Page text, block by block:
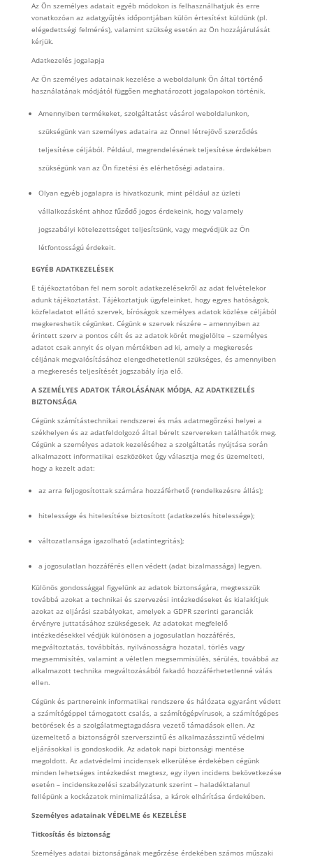
Az Ön személyes adatait egyéb módokon is felhasználhatjuk és erre
vonatkozóan az adatgyűjtés időpontjában külön értesítést küldünk (pl.
elégedettségi felmérés), valamint szükség esetén az Ön hozzájárulását
kérjük.
Adatkezelés jogalapja
Az Ön személyes adatainak kezelése a weboldalunk Ön által történő
használatának módjától függően meghatározott jogalapokon történik.
Amennyiben termékeket, szolgáltatást vásárol weboldalunkon,
szükségünk van személyes adataira az Önnel létrejövő szerződés
teljesítése céljából. Például, megrendelésének teljesítése érdekében
szükségünk van az Ön fizetési és elérhetőségi adataira.
Olyan egyéb jogalapra is hivatkozunk, mint például az üzleti
vállalkozásként ahhoz fűződő jogos érdekeink, hogy valamely
jogszabályi kötelezettséget teljesítsünk, vagy megvédjük az Ön
létfontosságú érdekeit.
EGYÉB ADATKEZELÉSEK
E tájékoztatóban fel nem sorolt adatkezelésekről az adat felvételekor
adunk tájékoztatást. Tájékoztatjuk ügyfeleinket, hogy egyes hatóságok,
közfeladatot ellátó szervek, bíróságok személyes adatok közlése céljából
megkereshetik cégünket. Cégünk e szervek részére – amennyiben az
érintett szerv a pontos célt és az adatok körét megjelölte – személyes
adatot csak annyit és olyan mértékben ad ki, amely a megkeresés
céljának megvalósításához elengedhetetlenül szükséges, és amennyiben
a megkeresés teljesítését jogszabály írja elő.
A SZEMÉLYES ADATOK TÁROLÁSÁNAK MÓDJA, AZ ADATKEZELÉS
BIZTONSÁGA
Cégünk számítástechnikai rendszerei és más adatmegőrzési helyei a
székhelyen és az adatfeldolgozó által bérelt szervereken találhatók meg.
Cégünk a személyes adatok kezeléséhez a szolgáltatás nyújtása során
alkalmazott informatikai eszközöket úgy választja meg és üzemelteti,
hogy a kezelt adat:
az arra feljogosítottak számára hozzáférhető (rendelkezésre állás);
hitelessége és hitelesítése biztosított (adatkezelés hitelessége);
változatlansága igazolható (adatintegritás);
a jogosulatlan hozzáférés ellen védett (adat bizalmassága) legyen.
Különös gondossággal figyelünk az adatok biztonságára, megtesszük
továbbá azokat a technikai és szervezési intézkedéseket és kialakítjuk
azokat az eljárási szabályokat, amelyek a GDPR szerinti garanciák
érvényre juttatásához szükségesek. Az adatokat megfelelő
intézkedésekkel védjük különösen a jogosulatlan hozzáférés,
megváltoztatás, továbbítás, nyilvánosságra hozatal, törlés vagy
megsemmisítés, valamint a véletlen megsemmisülés, sérülés, továbbá az
alkalmazott technika megváltozásából fakadó hozzáférhetetlenné válás
ellen.
Cégünk és partnereink informatikai rendszere és hálózata egyaránt védett
a számítógéppel támogatott csalás, a számítógépvírusok, a számítógépes
betörések és a szolgálatmegtagadásra vezető támadások ellen. Az
üzemeltető a biztonságról szerverszintű és alkalmazásszintű védelmi
eljárásokkal is gondoskodik. Az adatok napi biztonsági mentése
megoldott. Az adatvédelmi incidensek elkerülése érdekében cégünk
minden lehetséges intézkedést megtesz, egy ilyen incidens bekövetkezése
esetén – incidenskezelési szabályzatunk szerint – haladéktalanul
fellépünk a kockázatok minimalizálása, a károk elhárítása érdekében.
Személyes adatainak VÉDELME és KEZELÉSE
Titkosítás és biztonság
Személyes adatai biztonságának megőrzése érdekében számos műszaki